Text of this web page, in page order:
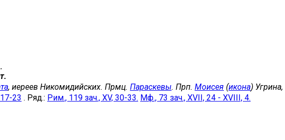
, иереев Никомидийских. Прмц. Параскевы. Прп. Моисея (икона)
23 . Ряд.: Рим., 119 зач., XV, 30-33. Мф., 73 зач., XVII, 24 - XVIII, 4.